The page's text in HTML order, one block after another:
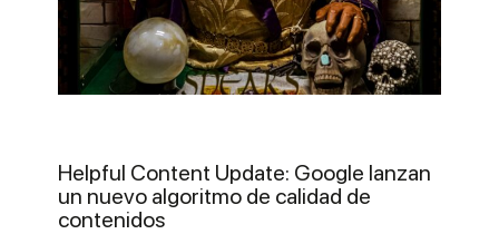
Helpful Content Update: Google lanzan
un nuevo algoritmo de calidad de
contenidos